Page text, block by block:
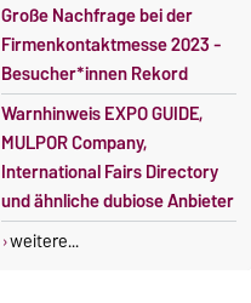
Große Nachfrage bei der
Firmenkontaktmesse 2023 -
Besucher*innen Rekord
Warnhinweis EXPO GUIDE,
MULPOR Company,
International Fairs Directory
und ähnliche dubiose Anbieter
weitere...